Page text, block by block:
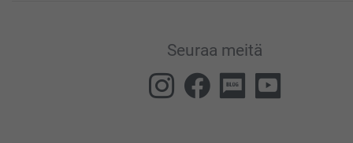
Seuraa meitä